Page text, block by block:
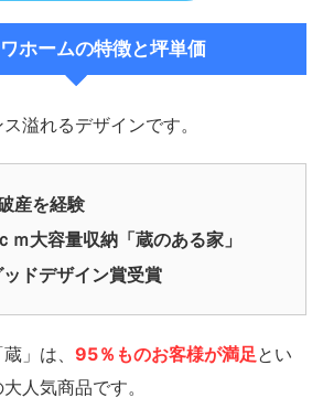
ホームの特徴と坪単価
溢れるデザインです。
産を経験
ｍ大容量収納「蔵のある家」
ドデザイン賞受賞
」は、 95％ものお客様が満足とい
人気商品です。